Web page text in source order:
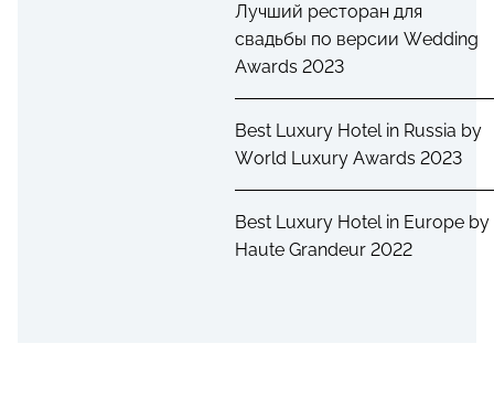
Лучший ресторан для
свадьбы по версии Wedding
Awards 2023
Best Luxury Hotel in Russia by
World Luxury Awards 2023
Best Luxury Hotel in Europe by
Haute Grandeur 2022